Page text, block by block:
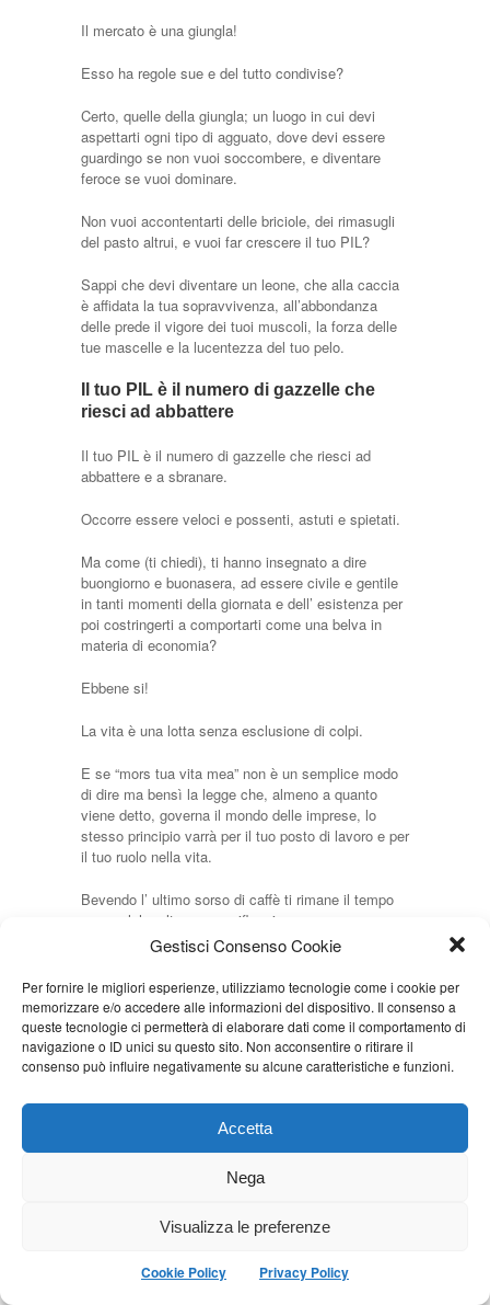
Gestisci Consenso Cookie
Per fornire le migliori esperienze, utilizziamo tecnologie come i cookie per
memorizzare e/o accedere alle informazioni del dispositivo. Il consenso a
queste tecnologie ci permetterà di elaborare dati come il comportamento di
navigazione o ID unici su questo sito. Non acconsentire o ritirare il
consenso può influire negativamente su alcune caratteristiche e funzioni.
Accetta
Nega
Visualizza le preferenze
Cookie Policy Privacy Policy
Il mercato è una giungla!
Esso ha regole sue e del tutto condivise?
Certo, quelle della giungla; un luogo in cui devi
aspettarti ogni tipo di agguato, dove devi essere
guardingo se non vuoi soccombere, e diventare
feroce se vuoi dominare.
Non vuoi accontentarti delle briciole, dei rimasugli
del pasto altrui, e vuoi far crescere il tuo PIL?
Sappi che devi diventare un leone, che alla caccia
è affidata la tua sopravvivenza, all’abbondanza
delle prede il vigore dei tuoi muscoli, la forza delle
tue mascelle e la lucentezza del tuo pelo.
Il tuo PIL è il numero di gazzelle che
riesci ad abbattere
Il tuo PIL è il numero di gazzelle che riesci ad
abbattere e a sbranare.
Occorre essere veloci e possenti, astuti e spietati.
Ma come (ti chiedi), ti hanno insegnato a dire
buongiorno e buonasera, ad essere civile e gentile
in tanti momenti della giornata e dell’ esistenza per
poi costringerti a comportarti come una belva in
materia di economia?
Ebbene si!
La vita è una lotta senza esclusione di colpi.
E se “mors tua vita mea” non è un semplice modo
di dire ma bensì la legge che, almeno a quanto
viene detto, governa il mondo delle imprese, lo
stesso principio varrà per il tuo posto di lavoro e per
il tuo ruolo nella vita.
Bevendo l’ ultimo sorso di caffè ti rimane il tempo
per qualche altra amara riflessione.
La gabbia del PIL
Ti ricordi di quando hai lasciato la tua ultima
occupazione da lavoratore indipendente, optando
Non ti sei mai sentito un combattente, e la tua
scelta è stata rinunciataria ma meditata, tutto
sommato consapevole.
Però ora stai riconsiderando la tua decisione.
– oggetti, ambienti, persone – e sempre più spesso